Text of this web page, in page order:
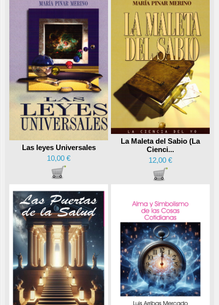
Las leyes Universales
10,00 €
La Maleta del Sabio (La
Cienci...
12,00 €